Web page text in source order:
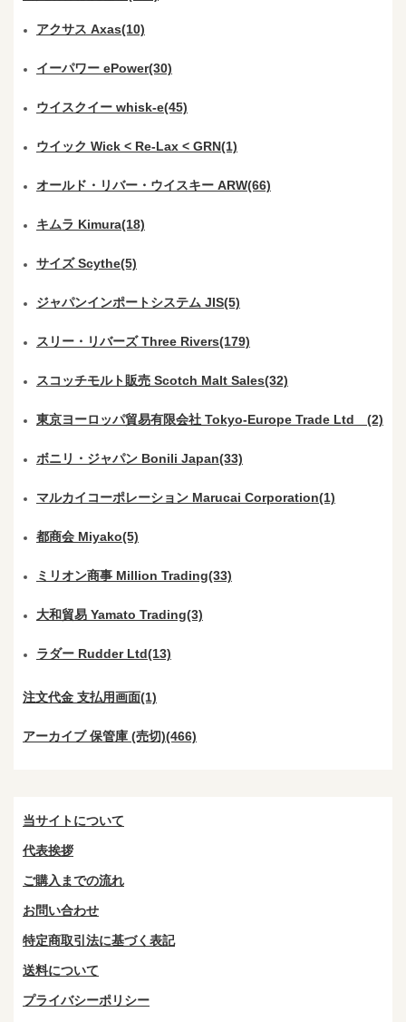
アクサス Axas(10)
イーパワー ePower(30)
ウイスクイー whisk-e(45)
ウイック Wick < Re-Lax < GRN(1)
オールド・リバー・ウイスキー ARW(66)
キムラ Kimura(18)
サイズ Scythe(5)
ジャパンインポートシステム JIS(5)
スリー・リバーズ Three Rivers(179)
スコッチモルト販売 Scotch Malt Sales(32)
東京ヨーロッパ貿易有限会社 Tokyo-Europe Trade Ltd (2)
ボニリ・ジャパン Bonili Japan(33)
マルカイコーポレーション Marucai Corporation(1)
都商会 Miyako(5)
ミリオン商事 Million Trading(33)
大和貿易 Yamato Trading(3)
ラダー Rudder Ltd(13)
注文代金 支払用画面(1)
アーカイブ 保管庫 (売切)(466)
当サイトについて
代表挨拶
ご購入までの流れ
お問い合わせ
特定商取引法に基づく表記
送料について
プライバシーポリシー